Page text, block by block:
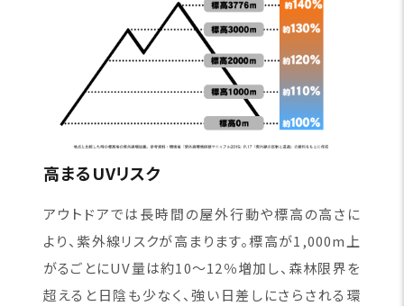
高まるUVリスク
アウトドアでは長時間の屋外行動や標高の高さに
より、紫外線リスクが高まります。標高が1,000m上
がるごとにUV量は約10〜12％増加し、森林限界を
超えると日陰も少なく、強い日差しにさらされる環